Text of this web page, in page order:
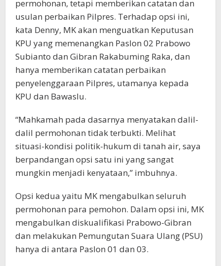
permohonan, tetapi memberikan catatan dan
usulan perbaikan Pilpres. Terhadap opsi ini,
kata Denny, MK akan menguatkan Keputusan
KPU yang memenangkan Paslon 02 Prabowo
Subianto dan Gibran Rakabuming Raka, dan
hanya memberikan catatan perbaikan
penyelenggaraan Pilpres, utamanya kepada
KPU dan Bawaslu.
“Mahkamah pada dasarnya menyatakan dalil-
dalil permohonan tidak terbukti. Melihat
situasi-kondisi politik-hukum di tanah air, saya
berpandangan opsi satu ini yang sangat
mungkin menjadi kenyataan,” imbuhnya.
Opsi kedua yaitu MK mengabulkan seluruh
permohonan para pemohon. Dalam opsi ini, MK
mengabulkan diskualifikasi Prabowo-Gibran
dan melakukan Pemungutan Suara Ulang (PSU)
hanya di antara Paslon 01 dan 03.